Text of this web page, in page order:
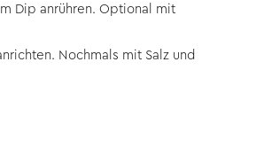
Dip anrühren. Optional mit
Nochmals mit Salz und